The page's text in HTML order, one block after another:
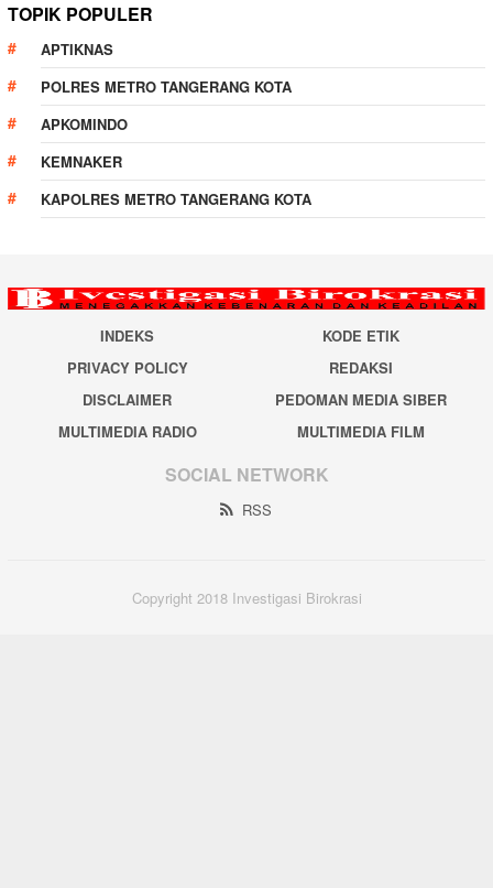
TOPIK POPULER
APTIKNAS
POLRES METRO TANGERANG KOTA
APKOMINDO
KEMNAKER
KAPOLRES METRO TANGERANG KOTA
INDEKS
KODE ETIK
PRIVACY POLICY
REDAKSI
DISCLAIMER
PEDOMAN MEDIA SIBER
MULTIMEDIA RADIO
MULTIMEDIA FILM
SOCIAL NETWORK
RSS
Copyright 2018 Investigasi Birokrasi